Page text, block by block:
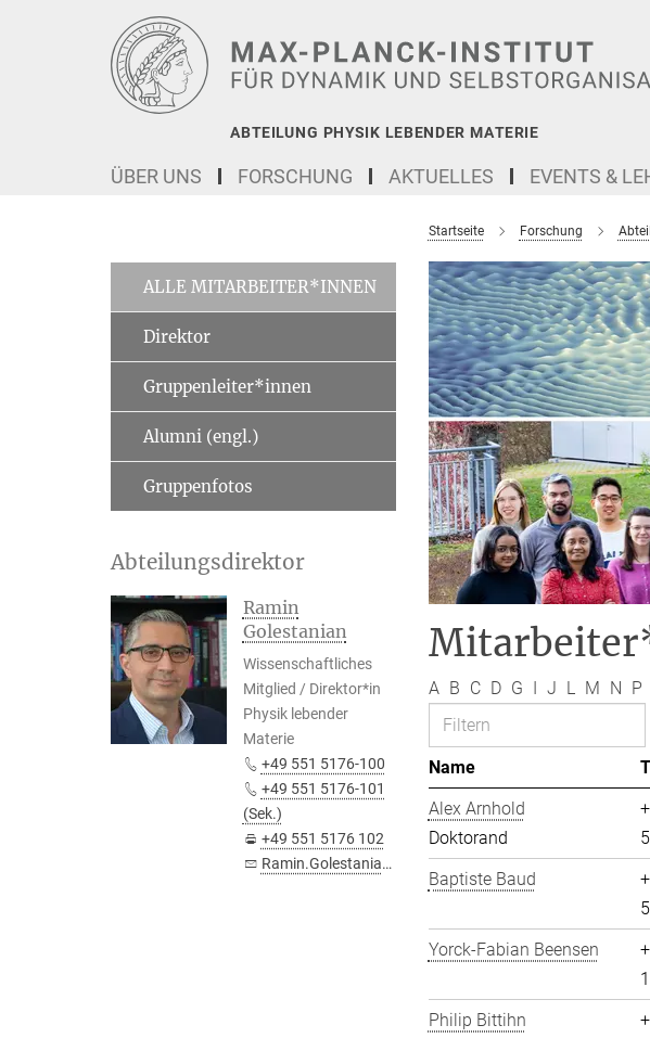
ABTEILUNG PHYSIK LEBENDER MATERIE
ÜBER UNS FORSCHUNG AKTUELLES EVENTS &
Startseite Forschung
A B C D G I J L M N P
Name
Alex Arnhold
Doktorand
Baptiste Baud
Yorck-Fabian Beensen
Philip Bittihn
ALLE MITARBEITER*INNEN
Direktor
Gruppenleiter*innen
Alumni (engl.)
Gruppenfotos
Abteilungsdirektor
Ramin
Golestanian
Wissenschaftliches
Mitglied / Direktor*in
Physik lebender
Materie
+49 551 5176-100
+49 551 5176-101
(Sek.)
+49 551 5176 102
Ramin.Golestanian@...